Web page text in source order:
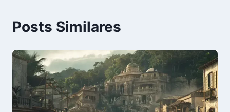
Posts Similares